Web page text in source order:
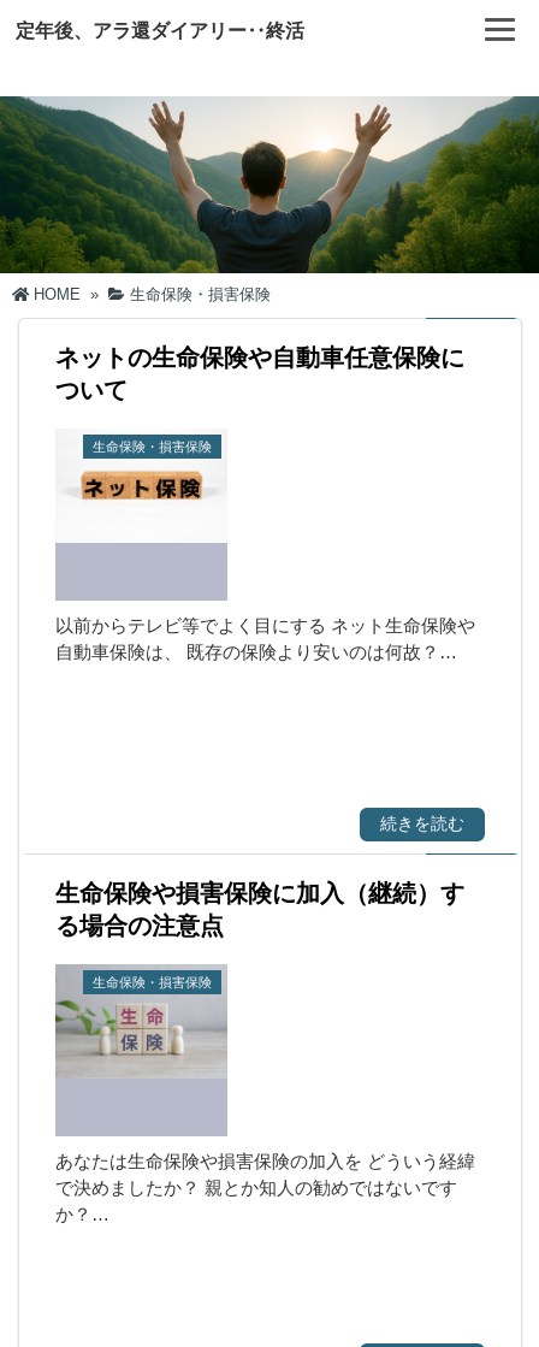
定年後、アラ還ダイアリー‥終活
HOME » 生命保険・損害保険
ネットの生命保険や自動車任意保険に
ついて
生命保険・損害保険
以前からテレビ等でよく目にする ネット生命保険や
自動車保険は、 既存の保険より安いのは何故？…
続きを読む
生命保険や損害保険に加入（継続）す
る場合の注意点
生命保険・損害保険
あなたは生命保険や損害保険の加入を どういう経緯
で決めましたか？ 親とか知人の勧めではないです
か？…